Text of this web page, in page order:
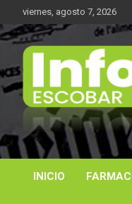
al
contenido
viernes, agosto 7, 2026
Informe
Noticas reales
INICIO